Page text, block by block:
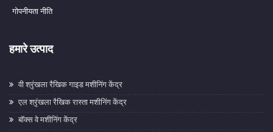
गोपनीयता नीति
हमारे उत्पाद
वी श्रृंखला रैखिक गाइड मशीनिंग केंद्र
एल श्रृंखला रैखिक रास्ता मशीनिंग केंद्र
बॉक्स वे मशीनिंग केंद्र